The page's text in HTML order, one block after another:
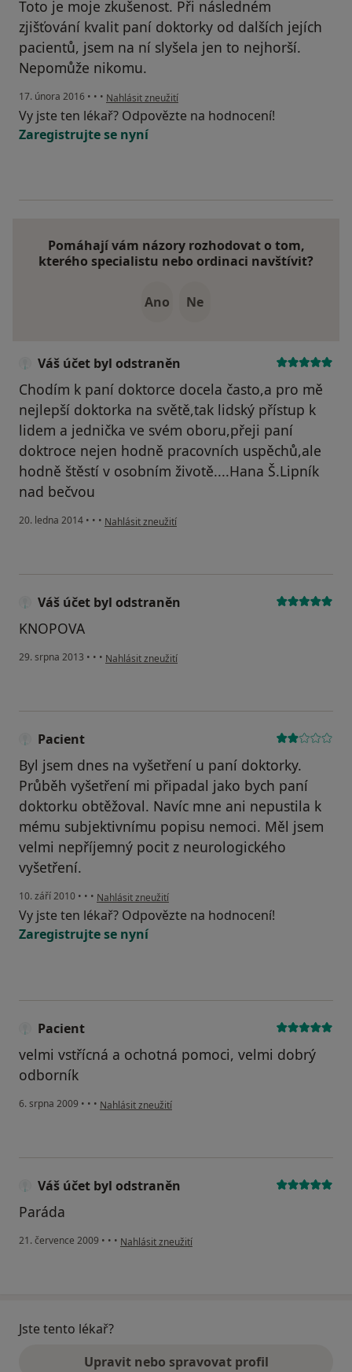
Toto je moje zkušenost. Při následném
zjišťování kvalit paní doktorky od dalších jejích
pacientů, jsem na ní slyšela jen to nejhorší.
Nepomůže nikomu.
17. února 2016 • • • podle názoru uživatele Váš účet byl odstraněn
Nahlásit zneužití
Vy jste ten lékař? Odpovězte na hodnocení!
Zaregistrujte se nyní
Pomáhají vám názory rozhodovat o tom,
kterého specialistu nebo ordinaci navštívit?
Ano Ne
Váš účet byl odstraněn
Chodím k paní doktorce docela často,a pro mě
nejlepší doktorka na světě,tak lidský přístup k
lidem a jednička ve svém oboru,přeji paní
doktroce nejen hodně pracovních uspěchů,ale
hodně štěstí v osobním životě....Hana Š.Lipník
nad bečvou
20. ledna 2014 • • • podle názoru uživatele Váš účet byl odstraněn
Nahlásit zneužití
Váš účet byl odstraněn
KNOPOVA
29. srpna 2013 • • • podle názoru uživatele Váš účet byl odstraněn
Nahlásit zneužití
Pacient
Byl jsem dnes na vyšetření u paní doktorky.
Průběh vyšetření mi připadal jako bych paní
doktorku obtěžoval. Navíc mne ani nepustila k
mému subjektivnímu popisu nemoci. Měl jsem
velmi nepříjemný pocit z neurologického
vyšetření.
10. září 2010 • • • podle názoru uživatele Pacient
Nahlásit zneužití
Vy jste ten lékař? Odpovězte na hodnocení!
Zaregistrujte se nyní
Pacient
velmi vstřícná a ochotná pomoci, velmi dobrý
odborník
6. srpna 2009 • • • podle názoru uživatele Pacient
Nahlásit zneužití
Váš účet byl odstraněn
Paráda
21. července 2009 • • • podle názoru uživatele Váš účet byl odstraněn
Nahlásit zneužití
Jste tento lékař?
Upravit nebo spravovat profil